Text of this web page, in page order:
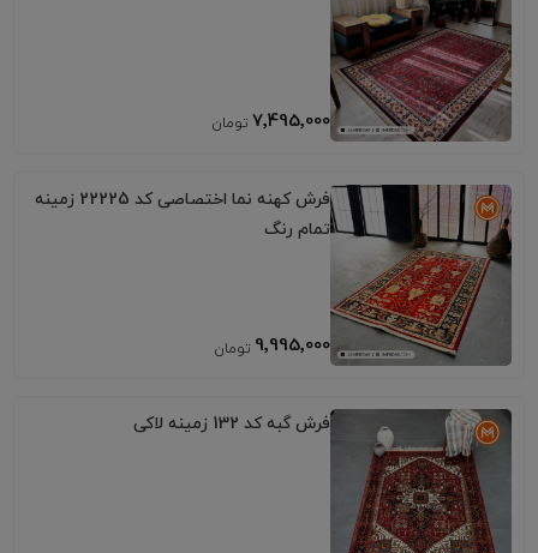
7٬495٬000
فرش کهنه نما اختصاصی کد 22225 زمینه
تمام رنگ
9٬995٬000
فرش گبه کد 132 زمینه لاکی